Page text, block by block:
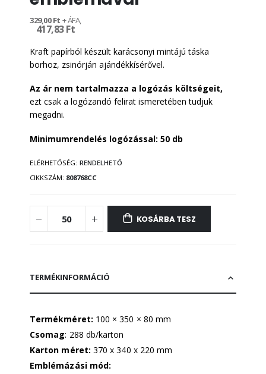
417,83 Ft
329,00 Ft
Kraft papírból készült karácsonyi mintájú táska
borhoz, zsinórján ajándékkísérővel.
Az ár nem tartalmazza a logózás költségeit,
ezt csak a logózandó felirat ismeretében tudjuk
megadni.
Minimumrendelés logózással: 50 db
ELÉRHETŐSÉG: RENDELHETŐ
CIKKSZÁM 808768CC
KOSÁRBA TESZ
TERMÉKINFORMÁCIÓ
Termékméret: 100 × 350 × 80 mm
Csomag: 288 db/karton
Karton méret: 370 x 340 x 220 mm
Emblémázási mód: